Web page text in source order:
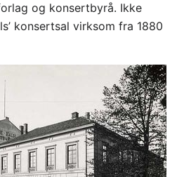
og konsertbyrå. Ikke
konsertsal virksom fra 1880